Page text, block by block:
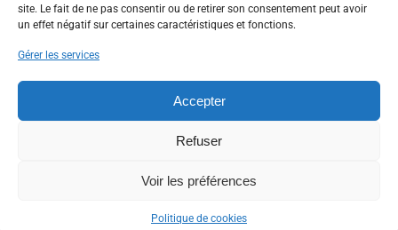
site. Le fait de ne pas consentir ou de retirer son consentement peut avoir
un effet négatif sur certaines caractéristiques et fonctions.
Gérer les services
Accepter
Refuser
Voir les préférences
Politique de cookies
©2021 MAIRIE de VILLEMANDEUR tous droits réservés.